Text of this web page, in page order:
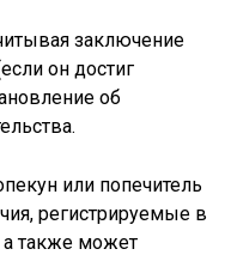
заключение
он достиг
об
или попечитель
регистрируемые в
а также может